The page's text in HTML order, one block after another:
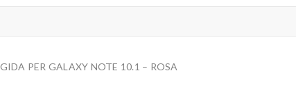
PER GALAXY NOTE 10.1 – ROSA